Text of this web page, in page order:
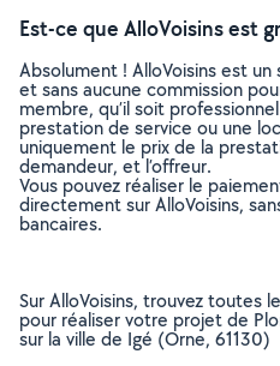
Est-ce que AlloVoisins est
Absolument ! AlloVoisins est
et sans aucune commission
membre, qu’il soit
prestation de service ou une
uniquement le prix de la
demandeur, et l’offreur.
Vous pouvez réaliser le
directement sur AlloVoisins,
bancaires.
Sur AlloVoisins, trouvez toutes
pour réaliser votre projet de
sur la ville de Igé (Orne, 61130)